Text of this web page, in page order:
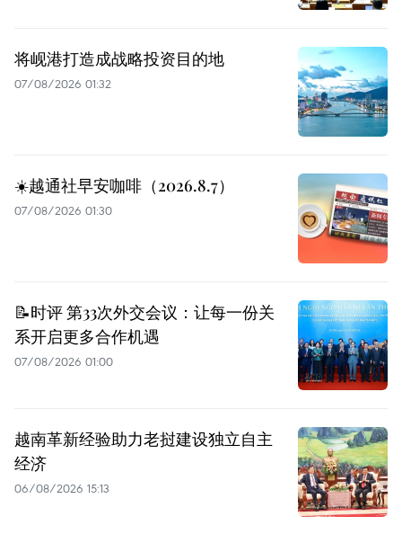
将岘港打造成战略投资目的地
07/08/2026 01:32
☀️越通社早安咖啡（2026.8.7）
07/08/2026 01:30
📝时评 第33次外交会议：让每一份关
系开启更多合作机遇
07/08/2026 01:00
越南革新经验助力老挝建设独立自主
经济
06/08/2026 15:13